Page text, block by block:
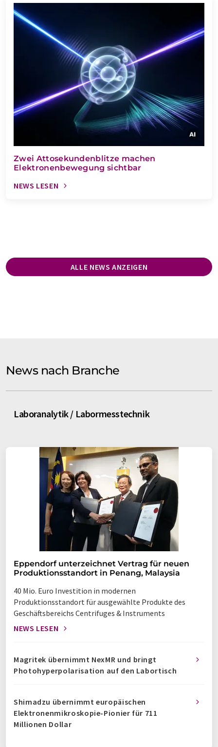
Zwei Attosekundenblitze machen
Elektronenbewegung sichtbar
NEWS LESEN
ALLE NEWS ANZEIGEN
News nach Branche
Laboranalytik / Labormesstechnik
Eppendorf unterzeichnet Vertrag für neuen
Produktionsstandort in Penang, Malaysia
40 Mio. Euro Investition in modernen
Produktionsstandort für ausgewählte Produkte des
Geschäftsbereichs Centrifuges & Instruments
NEWS LESEN
Magritek übernimmt NexMR und bringt
Photohyperpolarisation auf den Labortisch
Shimadzu übernimmt europäischen
Elektronenmikroskopie-Pionier für 711
Millionen Dollar